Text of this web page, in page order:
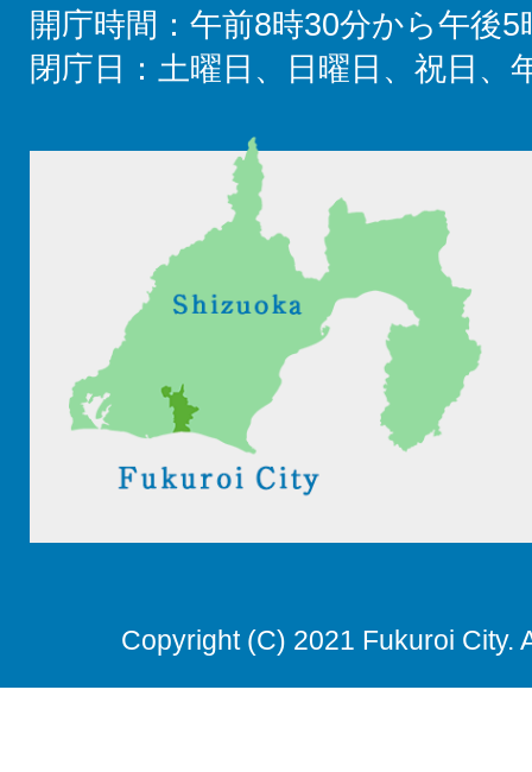
開庁時間：午前8時30分から午後5
閉庁日：土曜日、日曜日、祝日、
Copyright (C) 2021 Fukuroi City.